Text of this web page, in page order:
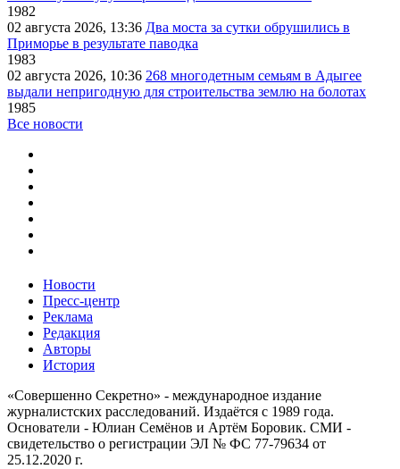
1982
02 августа 2026, 13:36 Два моста за сутки обрушились в
Приморье в результате паводка
1983
02 августа 2026, 10:36 268 многодетным семьям в Адыгее
выдали непригодную для строительства землю на болотах
1985
Все новости
Новости
Пресс-центр
Реклама
Редакция
Авторы
История
«Совершенно Секретно» - международное издание
журналистских расследований. Издаётся с 1989 года.
Основатели - Юлиан Семёнов и Артём Боровик. CМИ -
свидетельство о регистрации ЭЛ № ФС 77-79634 от
25.12.2020 г.